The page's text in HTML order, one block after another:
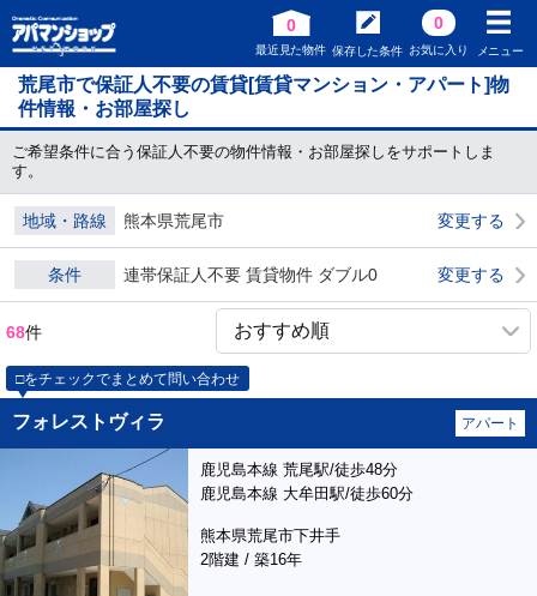
0
最近見た物件 保存した条件
0
お気に入り メニュー
荒尾市で保証人不要の賃貸[賃貸マンション・アパート]物
件情報・お部屋探し
ご希望条件に合う保証人不要の物件情報・お部屋探しをサポートしま
す。
地域・路線 熊本県荒尾市 変更する
条件 連帯保証人不要 賃貸物件 ダブル0 変更する
68件
□をチェックでまとめて問い合わせ
フォレストヴィラ アパート
鹿児島本線 荒尾駅/徒歩48分
鹿児島本線 大牟田駅/徒歩60分
熊本県荒尾市下井手
2階建 / 築16年